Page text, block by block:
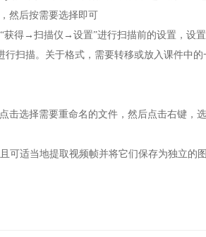
然后按需要选择即可
获得→扫描仪→设置”进行扫描前的设置，设
扫描。关于格式，需要转移或放入课件中的
击选择需要重命名的文件，然后点击右键，
可适当地提取视频帧并将它们保存为独立的